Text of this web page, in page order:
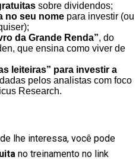
sobre dividendos;
no seu nome para investir (ou
da Grande Renda”, do
que ensina como viver de
leiteiras” para investir a
pelos analistas com foco
Research.
lhe interessa, você pode
no treinamento no link